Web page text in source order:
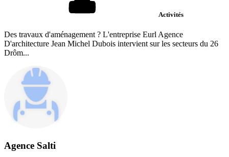
Activités
Des travaux d'aménagement ? L'entreprise Eurl Agence
D'architecture Jean Michel Dubois intervient sur les secteurs du 26
Drôm...
Agence Salti